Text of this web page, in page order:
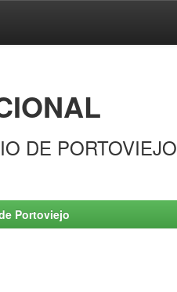
DE PORTOVIEJO
Portoviejo